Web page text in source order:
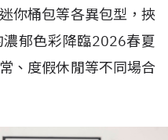
你桶包等各異包型，挾
郁色彩降臨2026春夏
、度假休閒等不同場合